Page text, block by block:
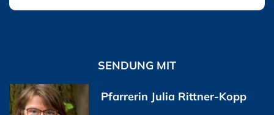
SENDUNG MIT
Pfarrerin Julia Rittner-Kopp